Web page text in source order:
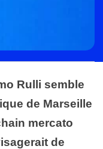
Rulli semble
de Marseille
mercato
de